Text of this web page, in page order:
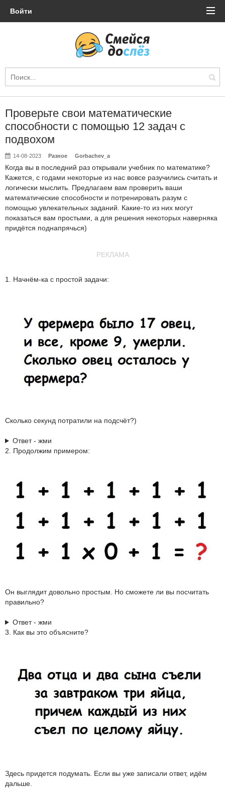
Войти
Проверьте свои математические
способности с помощью 12 задач с
подвохом
14-08-2023 Разное Gorbachev_a
Когда вы в последний раз открывали учебник по математике?
Кажется, с годами некоторые из нас вовсе разучились считать и
логически мыслить. Предлагаем вам проверить ваши
математические способности и потренировать разум с
помощью увлекательных заданий. Какие-то из них могут
показаться вам простыми, а для решения некоторых наверняка
придётся поднапрячься)
РЕКЛАМА
1. Начнём-ка с простой задачи:
Сколько секунд потратили на подсчёт?)
Ответ - жми
2. Продолжим примером:
Он выглядит довольно простым. Но сможете ли вы посчитать
правильно?
Ответ - жми
3. Как вы это объясните?
Здесь придется подумать. Если вы уже записали ответ, идём
дальше.